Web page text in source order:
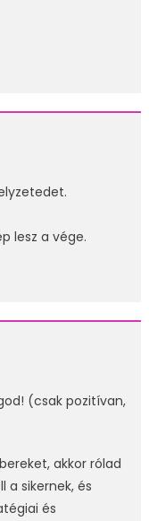
lesz a vége.
(csak pozitívan,
akkor rólad
a sikernek, és
és